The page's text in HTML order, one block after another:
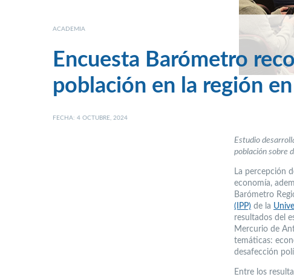
ACADEMIA
Encuesta Barómetro
población en la región
FECHA: 4 OCTUBRE, 2024
Estudio
población sobre
La percepción
economía,
Barómetro
(IPP) de la
resultados del
Mercurio de
temáticas:
desafección
Entre los